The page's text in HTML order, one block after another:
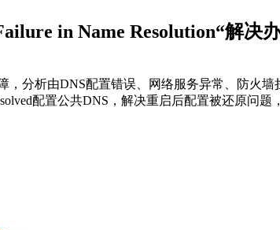
in Name Resolution“解决
，分析由DNS配置错误、网络服务异常、防火
配置公共DNS，解决重启后配置被还原问题